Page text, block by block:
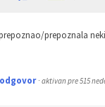
prepoznala
· aktivan pre 515